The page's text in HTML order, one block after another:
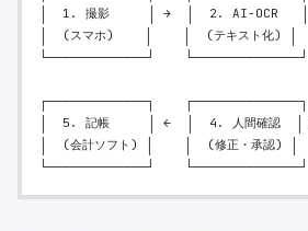
│  1. 撮影     │ →  │  2. AI-OCR   │
│  (スマホ)    │    │  (テキスト化) │
└─────────────┘
┌─────────────┐
│  5. 記帳     │ ←  │  4. 人間確認  │
│  (会計ソフト) │    │  (修正・承認) │
└─────────────┘    └──────────────┘